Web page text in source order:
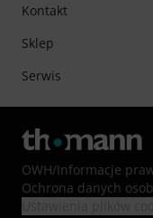
Kontakt
Sklep
Serwis
OWH/Informacje
Ochrona danych